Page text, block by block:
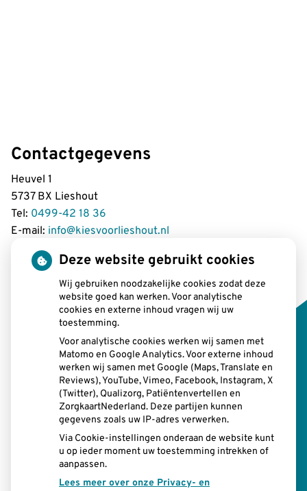
Contactgegevens
Heuvel 1
5737 BX Lieshout
Tel: 0499-42 18 36
E-mail: info@kiesvoorlieshout.nl
Openingstijden
Maandag: 08:00 uur
13.00 uurtot
- 17:00 uur
08:00 uurtot
- 12.15 uur
13.00 uurtot
- 17:00 uur
Woensdag:
08:00 uurtot
- 12.15 uur
13.00 uurtot
- 17:00 uur
Donderdag:
08:00 uurtot
- 12.15 uur
13.00 uurtot
- 17:00 uur
08:00 uurtot
- 12.15 uur
Deze website gebruikt cookies
Wij gebruiken noodzakelijke cookies zodat deze
website goed kan werken. Voor analytische
cookies en externe inhoud vragen wij uw
toestemming.
Voor analytische cookies werken wij samen met
Matomo en Google Analytics. Voor externe inhoud
werken wij samen met Google (Maps, Translate en
Reviews), YouTube, Vimeo, Facebook, Instagram, X
(Twitter), Qualizorg, Patiëntenvertellen en
ZorgkaartNederland. Deze partijen kunnen
gegevens zoals uw IP-adres verwerken.
Via Cookie-instellingen onderaan de website kunt
u op ieder moment uw toestemming intrekken of
aanpassen.
Lees meer over onze Privacy- en